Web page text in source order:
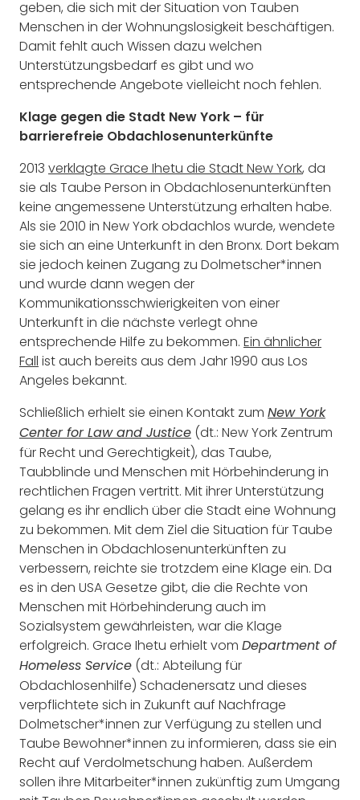
geben, die sich mit der Situation von Tauben
Menschen in der Wohnungslosigkeit beschäftigen.
Damit fehlt auch Wissen dazu welchen
Unterstützungsbedarf es gibt und wo
entsprechende Angebote vielleicht noch fehlen.
Klage gegen die Stadt New York – für
barrierefreie Obdachlosenunterkünfte
2013 verklagte Grace Ihetu die Stadt New York, da
sie als Taube Person in Obdachlosenunterkünften
keine angemessene Unterstützung erhalten habe.
Als sie 2010 in New York obdachlos wurde, wendete
sie sich an eine Unterkunft in den Bronx. Dort bekam
sie jedoch keinen Zugang zu Dolmetscher*innen
und wurde dann wegen der
Kommunikationsschwierigkeiten von einer
Unterkunft in die nächste verlegt ohne
entsprechende Hilfe zu bekommen. Ein ähnlicher
Fall ist auch bereits aus dem Jahr 1990 aus Los
Angeles bekannt.
Schließlich erhielt sie einen Kontakt zum New York
Center for Law and Justice (dt.: New York Zentrum
für Recht und Gerechtigkeit), das Taube,
Taubblinde und Menschen mit Hörbehinderung in
rechtlichen Fragen vertritt. Mit ihrer Unterstützung
gelang es ihr endlich über die Stadt eine Wohnung
zu bekommen. Mit dem Ziel die Situation für Taube
Menschen in Obdachlosenunterkünften zu
verbessern, reichte sie trotzdem eine Klage ein. Da
es in den USA Gesetze gibt, die die Rechte von
Menschen mit Hörbehinderung auch im
Sozialsystem gewährleisten, war die Klage
erfolgreich. Grace Ihetu erhielt vom Department of
Homeless Service (dt.: Abteilung für
Obdachlosenhilfe) Schadenersatz und dieses
verpflichtete sich in Zukunft auf Nachfrage
Dolmetscher*innen zur Verfügung zu stellen und
Taube Bewohner*innen zu informieren, dass sie ein
Recht auf Verdolmetschung haben. Außerdem
sollen ihre Mitarbeiter*innen zukünftig zum Umgang